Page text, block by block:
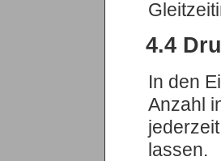
4.4
In den
Anzahl
lassen.